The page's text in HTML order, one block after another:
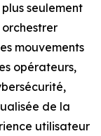
seulement
orchestrer
mouvements
opérateurs,
de la
utilisateur